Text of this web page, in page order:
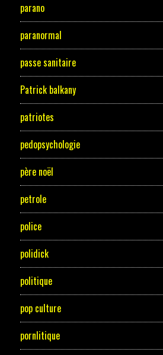
parano
paranormal
passe sanitaire
Patrick balkany
patriotes
pedopsychologie
père noël
petrole
police
polidick
politique
pop culture
pornlitique